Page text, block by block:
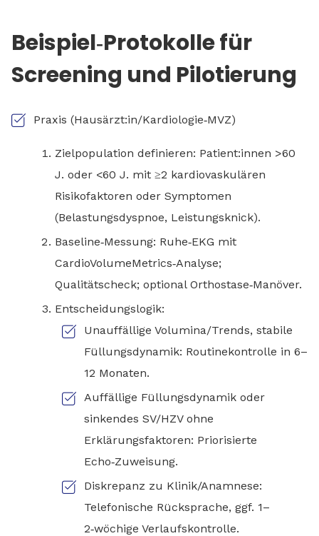
Beispiel‑Protokolle für
Screening und Pilotierung
Praxis (Hausärzt:in/Kardiologie‑MVZ)
Zielpopulation definieren: Patient:innen >60
J. oder <60 J. mit ≥2 kardiovaskulären
Risikofaktoren oder Symptomen
(Belastungsdyspnoe, Leistungsknick).
Baseline‑Messung: Ruhe‑EKG mit
CardioVolumeMetrics‑Analyse;
Qualitätscheck; optional Orthostase‑Manöver.
Entscheidungslogik:
Unauffällige Volumina/Trends, stabile
Füllungsdynamik: Routinekontrolle in 6–
12 Monaten.
Auffällige Füllungsdynamik oder
sinkendes SV/HZV ohne
Erklärungsfaktoren: Priorisierte
Echo‑Zuweisung.
Diskrepanz zu Klinik/Anamnese:
Telefonische Rücksprache, ggf. 1–
2‑wöchige Verlaufskontrolle.